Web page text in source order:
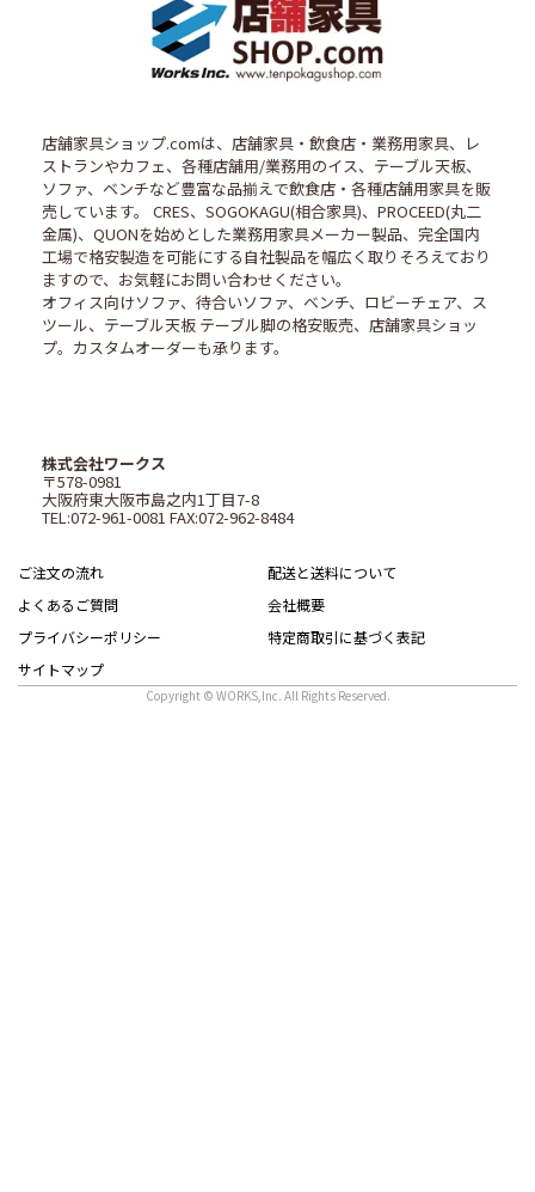
店舗家具ショップ.comは、店舗家具・飲食店・業務用家具、レ
ストランやカフェ、各種店舗用/業務用のイス、テーブル天板、
ソファ、ベンチなど豊富な品揃えで飲食店・各種店舗用家具を販
売しています。 CRES、SOGOKAGU(相合家具)、PROCEED(丸二
金属)、QUONを始めとした業務用家具メーカー製品、完全国内
工場で格安製造を可能にする自社製品を幅広く取りそろえており
ますので、お気軽にお問い合わせください。
オフィス向けソファ、待合いソファ、ベンチ、ロビーチェア、ス
ツール、テーブル天板 テーブル脚の格安販売、店舗家具ショッ
プ。カスタムオーダーも承ります。
株式会社ワークス
〒578-0981
大阪府東大阪市島之内1丁目7-8
TEL:072-961-0081 FAX:072-962-8484
ご注文の流れ
配送と送料について
よくあるご質問
会社概要
プライバシーポリシー
特定商取引に基づく表記
サイトマップ
Copyright © WORKS,Inc. All Rights Reserved.